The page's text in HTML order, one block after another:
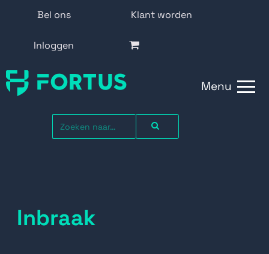
Bel ons Klant worden
Inloggen
Menu
Inbraak